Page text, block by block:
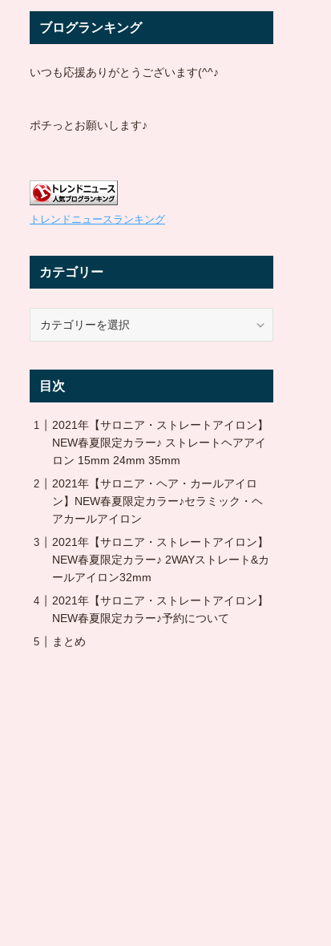
イ
ブログランキング
いつも応援ありがとうございます(^^♪
ポチっとお願いします♪
トレンドニュースランキング
カテゴリー
リ
目次
2021年【サロニア・ストレートアイロン】
NEW春夏限定カラー♪ ストレートヘアアイ
ロン 15mm 24mm 35mm
2021年【サロニア・ヘア・カールアイロ
ン】NEW春夏限定カラー♪セラミック・ヘ
アカールアイロン
2021年【サロニア・ストレートアイロン】
NEW春夏限定カラー♪ 2WAYストレート&カ
ールアイロン32mm
2021年【サロニア・ストレートアイロン】
NEW春夏限定カラー♪予約について
まとめ